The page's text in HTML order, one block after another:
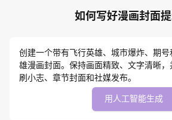
如何写好漫画封面
创建一个带有飞行英雄、城市爆炸、期
雄漫画封面。保持画面精致、文字清晰
刷小志、章节封面和社媒发布。
用人工智能生成